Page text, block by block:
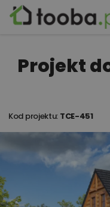
Projekt
Kod projektu: TCE-451